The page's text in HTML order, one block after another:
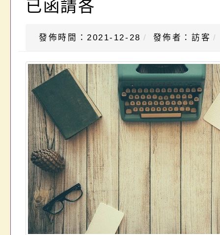
已函請各
發佈時間：2021-12-28 發佈者：訪客